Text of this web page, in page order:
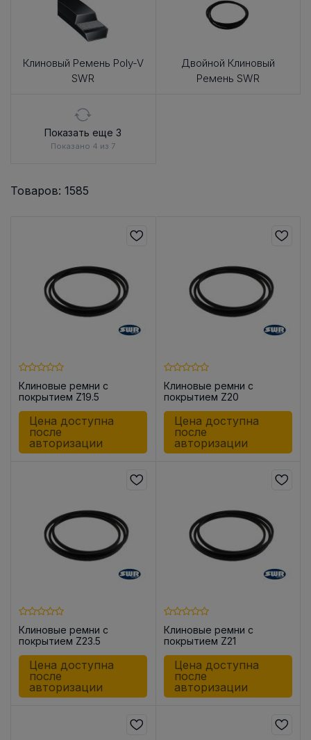
Клиновый Ремень Poly-V
SWR
Двойной Клиновый
Ремень SWR
Показать еще 3
Показано 4 из 7
Товаров: 1585
Клиновые ремни с
покрытием Z19.5
Цена доступна
после
авторизации
Клиновые ремни с
покрытием Z20
Цена доступна
после
авторизации
Клиновые ремни с
покрытием Z23.5
Цена доступна
после
авторизации
Клиновые ремни с
покрытием Z21
Цена доступна
после
авторизации